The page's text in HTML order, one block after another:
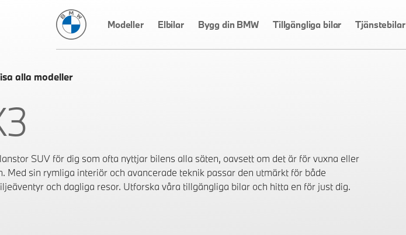
BMW Sverige
Modeller Elbilar Bygg din BMW Tillgängliga bilar Tjänstebilar
alla modeller
SUV för dig som ofta nyttjar bilens alla säten, oavsett om det är för vuxna eller
Med sin rymliga interiör och avancerade teknik passar den utmärkt för både
och dagliga resor. Utforska våra tillgängliga bilar och hitta en för just dig.